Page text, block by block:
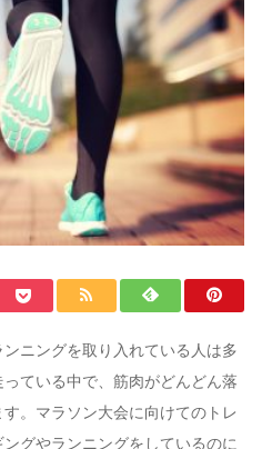
ニングを取り入れている人は多
ている中で、筋肉がどんどん落
。マラソン大会に向けてのトレ
グやランニングをしているのに